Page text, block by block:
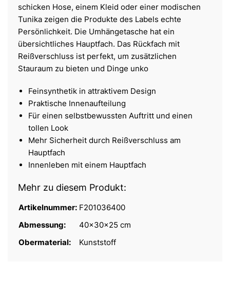
schicken Hose, einem Kleid oder einer modischen
Tunika zeigen die Produkte des Labels echte
Persönlichkeit. Die Umhängetasche hat ein
übersichtliches Hauptfach. Das Rückfach mit
Reißverschluss ist perfekt, um zusätzlichen
Stauraum zu bieten und Dinge unko
Feinsynthetik in attraktivem Design
Praktische Innenaufteilung
Für einen selbstbewussten Auftritt und einen
tollen Look
Mehr Sicherheit durch Reißverschluss am
Hauptfach
Innenleben mit einem Hauptfach
Mehr zu diesem Produkt:
Artikelnummer: F201036400
Abmessung:
40x30x25 cm
Obermaterial:
Kunststoff